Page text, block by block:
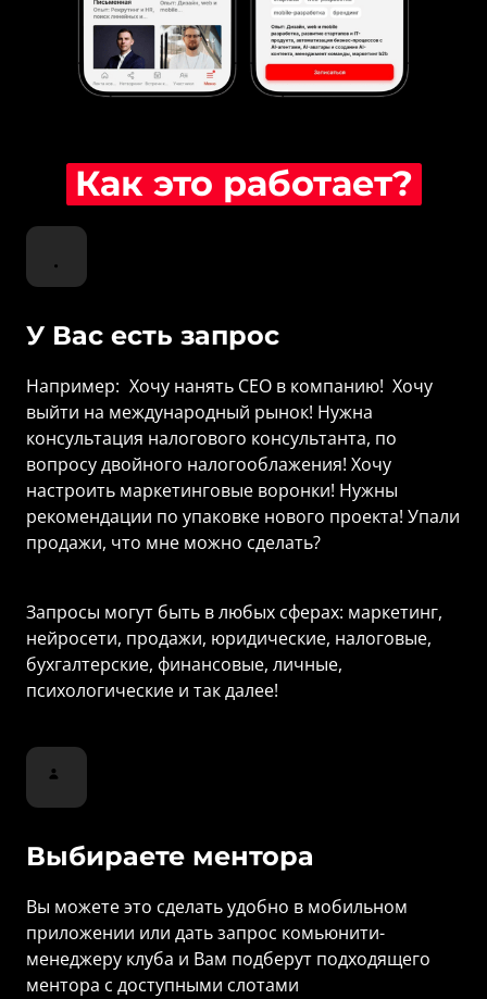
Как это работает?
У Вас есть запрос
Например: Хочу нанять СЕО в компанию! Хочу
выйти на международный рынок! Нужна
консультация налогового консультанта, по
вопросу двойного налогооблажения! Хочу
настроить маркетинговые воронки! Нужны
рекомендации по упаковке нового проекта! Упали
продажи, что мне можно сделать?
Запросы могут быть в любых сферах: маркетинг,
нейросети, продажи, юридические, налоговые,
бухгалтерские, финансовые, личные,
психологические и так далее!
Выбираете ментора
Вы можете это сделать удобно в мобильном
приложении или дать запрос комьюнити-
менеджеру клуба и Вам подберут подходящего
ментора с доступными слотами